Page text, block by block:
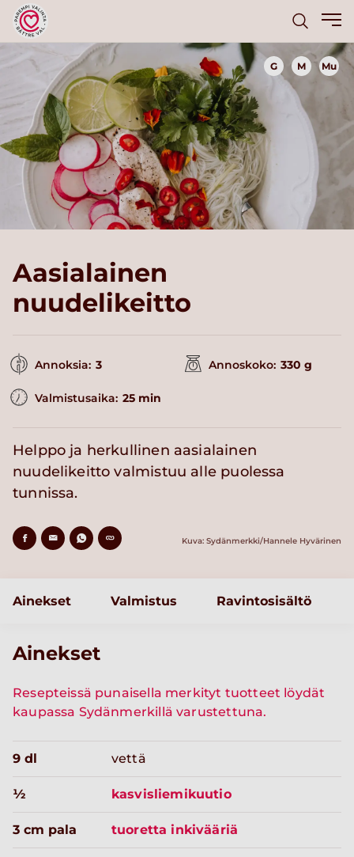
G M Mu
Aasialainen
nuudelikeitto
Annoksia: 3 Annoskoko: 330 g
Valmistusaika: 25 min
Helppo ja herkullinen aasialainen
nuudelikeitto valmistuu alle puolessa
tunnissa.
Kuva: Sydänmerkki/Hannele Hyvärinen
Ainekset Valmistus Ravintosisältö
Ainekset
Resepteissä punaisella merkityt tuotteet löydät
kaupassa Sydänmerkillä varustettuna.
9 dl vettä
½ kasvisliemikuutio
3 cm pala tuoretta inkivääriä